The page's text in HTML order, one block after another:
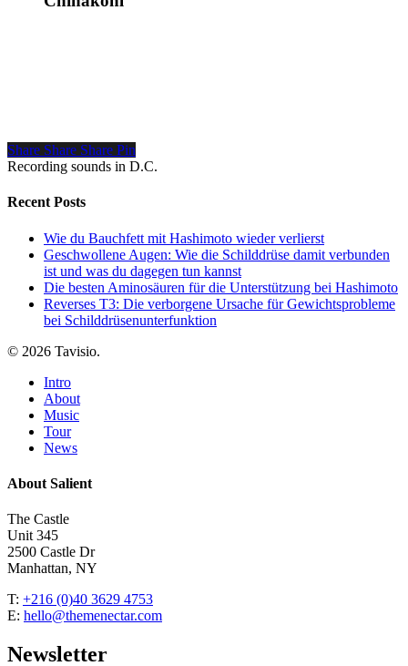
Share Share Share Pin
Recording sounds in D.C.
Recent Posts
Wie du Bauchfett mit Hashimoto wieder verlierst
Geschwollene Augen: Wie die Schilddrüse damit verbunden
ist und was du dagegen tun kannst
Die besten Aminosäuren für die Unterstützung bei Hashimoto
Reverses T3: Die verborgene Ursache für Gewichtsprobleme
bei Schilddrüsenunterfunktion
© 2026 Tavisio.
Close
Menu
Intro
About
Music
Tour
News
About Salient
The Castle
Unit 345
2500 Castle Dr
Manhattan, NY
T: +216 (0)40 3629 4753
E: hello@themenectar.com
Newsletter